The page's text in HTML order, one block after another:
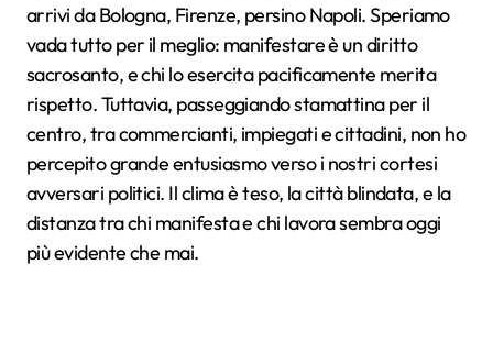
arrivi da Bologna, Firenze, persino Napoli. Speriamo
vada tutto per il meglio: manifestare è un diritto
sacrosanto, e chi lo esercita pacificamente merita
rispetto. Tuttavia, passeggiando stamattina per il
centro, tra commercianti, impiegati e cittadini, non ho
percepito grande entusiasmo verso i nostri cortesi
avversari politici. Il clima è teso, la città blindata, e la
distanza tra chi manifesta e chi lavora sembra oggi
più evidente che mai.